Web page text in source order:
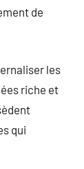
de
les
riche et
qui